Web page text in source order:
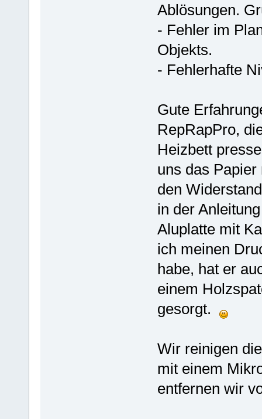
Ablösungen.
- Fehler im
Objekts.
- Fehlerhafte
Gute
RepRapPro,
Heizbett
uns das
den
in der
Aluplatte mit
ich meinen
habe, hat er
einem
gesorgt.
Wir reinigen
mit einem
entfernen wir